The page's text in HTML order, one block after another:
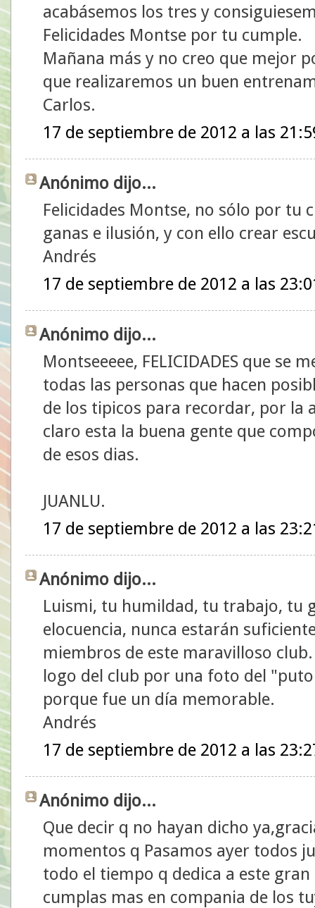
acabásemos los tres y
Felicidades Montse por tu cumple.
Mañana más y no creo que mejor
que realizaremos un buen
Carlos.
17 de septiembre de 2012 a las
Anónimo dijo...
Felicidades Montse, no sólo por tu
ganas e ilusión, y con ello crear
Andrés
17 de septiembre de 2012 a las
Anónimo dijo...
Montseeeee, FELICIDADES que se
todas las personas que hacen
de los tipicos para recordar, por la
claro esta la buena gente que
de esos dias.
JUANLU.
17 de septiembre de 2012 a las
Anónimo dijo...
Luismi, tu humildad, tu trabajo, tu
elocuencia, nunca estarán
miembros de este maravilloso
logo del club por una foto del
porque fue un día memorable.
Andrés
17 de septiembre de 2012 a las
Anónimo dijo...
Que decir q no hayan dicho
momentos q Pasamos ayer todos
todo el tiempo q dedica a este
cumplas mas en compania de los